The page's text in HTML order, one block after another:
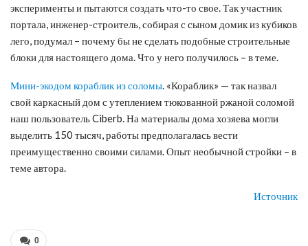
эксперименты и пытаются создать что-то свое. Так участник
портала, инженер-строитель, собирая с сыном домик из кубиков
лего, подумал – почему бы не сделать подобные строительные
блоки для настоящего дома. Что у него получилось – в теме.
Мини-экодом кораблик из соломы. «Кораблик» — так назвал
свой каркасный дом с утеплением тюкованной ржаной соломой
наш пользователь Ciberb. На материалы дома хозяева могли
выделить 150 тысяч, работы предполагалась вести
преимущественно своими силами. Опыт необычной стройки – в
теме автора.
Источник
0